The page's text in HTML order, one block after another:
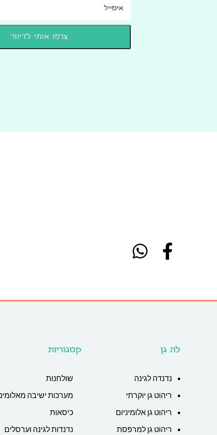
לה גן
נדנדה לגינה
ריהוט גן יוקרתי
ריהוט גן אלומיניום
ריהוט גן למרפסת
קטגוריות
שולחנות
מערכות ישיבה
כיסאות
נדנדות לגינה וערסלים